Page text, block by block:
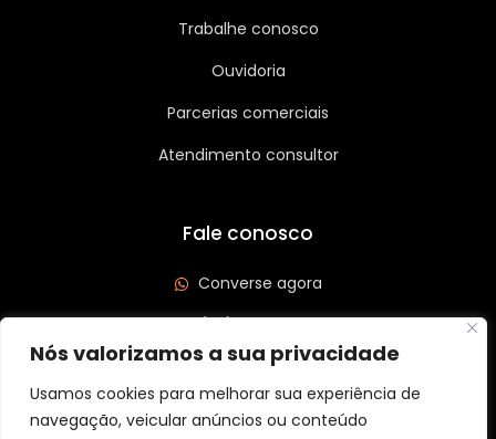
Nós valorizamos a sua privacidade
Usamos cookies para melhorar sua experiência de
navegação, veicular anúncios ou conteúdo
Trabalhe conosco
Ouvidoria
Parcerias comerciais
Atendimento consultor
Fale conosco
Converse agora
Av. Leste Oeste, Qd 562 Lt 03, St São José, Goiânia/GO
CEP: 74440-185